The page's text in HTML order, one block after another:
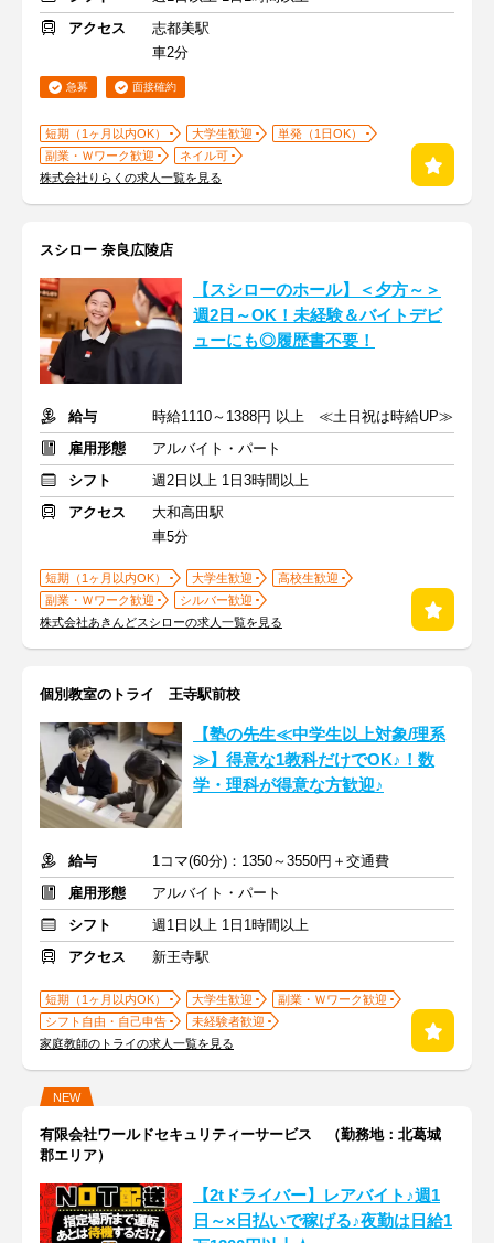
アクセス
志都美駅
車2分
急募 面接確約
短期（1ヶ月以内OK） 大学生歓迎
単発（1日OK）
副業・Ｗワーク歓迎
ネイル可
株式会社りらくの求人一覧を見る
スシロー 奈良広陵店
【スシローのホール】＜夕方～＞
週2日～OK！未経験＆バイトデビ
ューにも◎履歴書不要！
給与
時給1110～1388円 以上 ≪土日祝は時給UP≫
雇用形態
アルバイト・パート
シフト
週2日以上 1日3時間以上
アクセス
大和高田駅
車5分
短期（1ヶ月以内OK） 大学生歓迎
高校生歓迎
副業・Ｗワーク歓迎
シルバー歓迎
株式会社あきんどスシローの求人一覧を見る
個別教室のトライ 王寺駅前校
【塾の先生≪中学生以上対象/理系
≫】得意な1教科だけでOK♪！数
学・理科が得意な方歓迎♪
給与
1コマ(60分)：1350～3550円＋交通費
雇用形態
アルバイト・パート
シフト
週1日以上 1日1時間以上
アクセス
新王寺駅
短期（1ヶ月以内OK） 大学生歓迎
副業・Ｗワーク歓迎
シフト自由・自己申告
未経験者歓迎
家庭教師のトライの求人一覧を見る
NEW
有限会社ワールドセキュリティーサービス （勤務地：北葛城
郡エリア）
【2tドライバー】レアバイト♪週1
日～×日払いで稼げる♪夜勤は⽇給1